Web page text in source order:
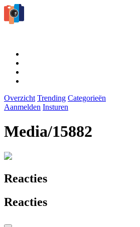
Overzicht Trending Categorieën
Aanmelden Insturen
Media/15882
Reacties
Reacties